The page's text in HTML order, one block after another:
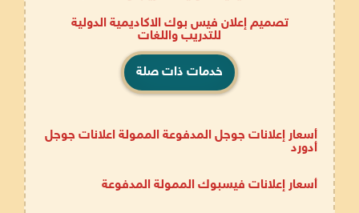
تصميم إعلان فيس بوك الاكاديمية الدولية
للتدريب واللغات
خدمات ذات صلة
أسعار إعلانات جوجل المدفوعة الممولة اعلانات جوجل
أدورد
أسعار إعلانات فيسبوك الممولة المدفوعة